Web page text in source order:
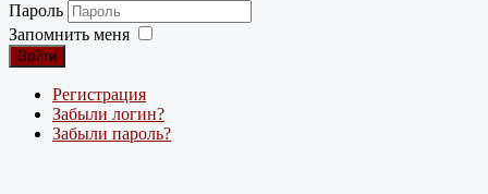
Пароль
Запомнить меня
Войти
Регистрация
Забыли логин?
Забыли пароль?